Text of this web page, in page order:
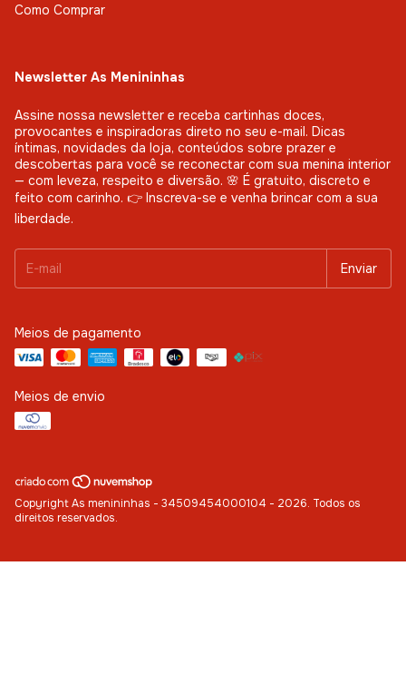
Como Comprar
Newsletter As Menininhas
Assine nossa newsletter e receba cartinhas doces,
provocantes e inspiradoras direto no seu e-mail. Dicas
íntimas, novidades da loja, conteúdos sobre prazer e
descobertas para você se reconectar com sua menina interior
— com leveza, respeito e diversão. 🌸 É gratuito, discreto e
feito com carinho. 👉 Inscreva-se e venha brincar com a sua
liberdade.
Meios de pagamento
Meios de envio
Copyright As menininhas - 34509454000104 - 2026. Todos os
direitos reservados.